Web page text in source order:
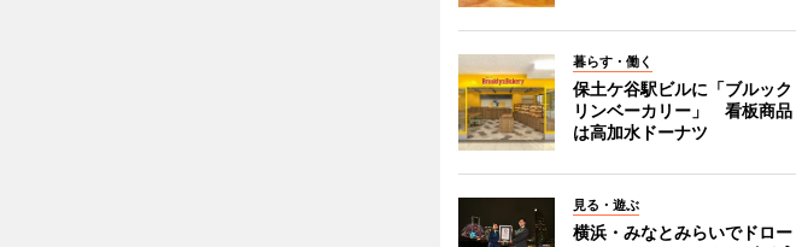
暮らす・働く
保土ケ谷駅ビルに「ブルック
リンベーカリー」 看板商品
は高加水ドーナツ
見る・遊ぶ
横浜・みなとみらいでドロー